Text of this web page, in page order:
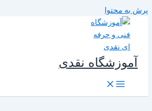
به محتوا
آموزشگاه نقدی